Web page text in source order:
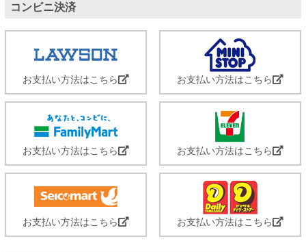
コンビニ決済
お支払い方法はこちら お支払い方法はこちら
お支払い方法はこちら お支払い方法はこちら
お支払い方法はこちら お支払い方法はこちら